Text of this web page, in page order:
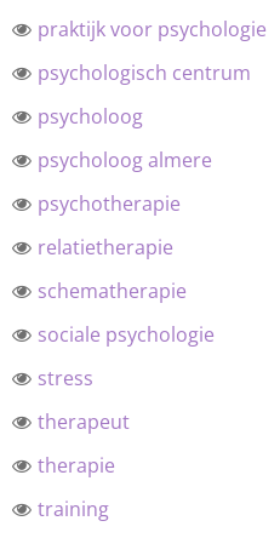
praktijk voor psychologie
psychologisch centrum
psycholoog
psycholoog almere
psychotherapie
relatietherapie
schematherapie
sociale psychologie
stress
therapeut
therapie
training